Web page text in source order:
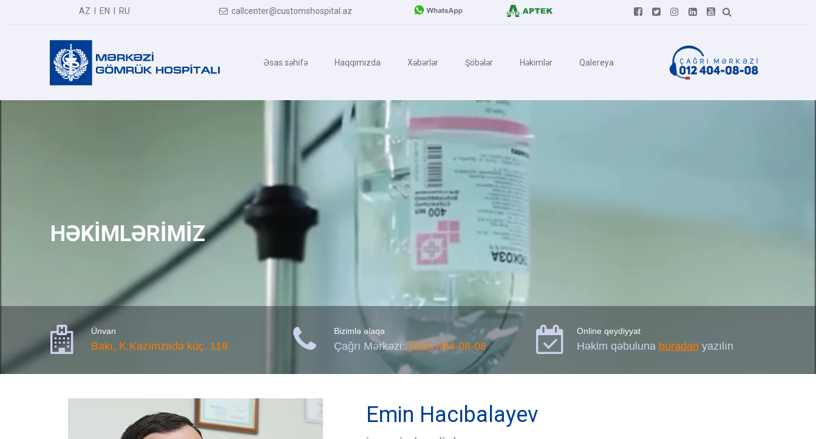
AZ EN RU  callcenter@customshospital.az      
Əsas səhifə Haqqımızda Xəbərlər Şöbələr Həkimlər Qalereya
HƏKİMLƏRİMİZ
 Ünvan
Bakı, K.Kazımzadə küç. 118  Bizimlə əlaqə
Çağrı Mərkəzi: (012) 404-08-08  Online qeydiyyat
Həkim qəbuluna buradan yazılın
Emin Hacıbalayev